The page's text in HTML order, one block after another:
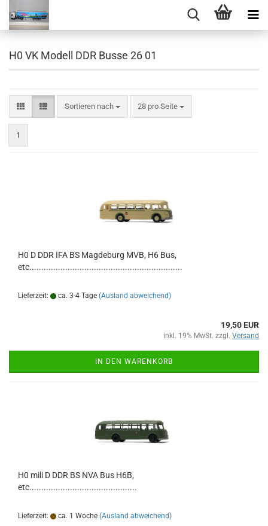
H0 VK Modell DDR Busse 26 01
Sortieren nach
Sortieren nach 28 pro Seite
pro Seite
1
H0 D DDR IFA BS Magdeburg MVB, H6 Bus,
etc................................................................
Lieferzeit: ca. 3-4 Tage (Ausland abweichend)
19,50 EUR
inkl. 19% MwSt. zzgl. Versand
IN DEN WARENKORB
H0 mili D DDR BS NVA Bus H6B,
etc.............................................
Lieferzeit: ca. 1 Woche (Ausland abweichend)